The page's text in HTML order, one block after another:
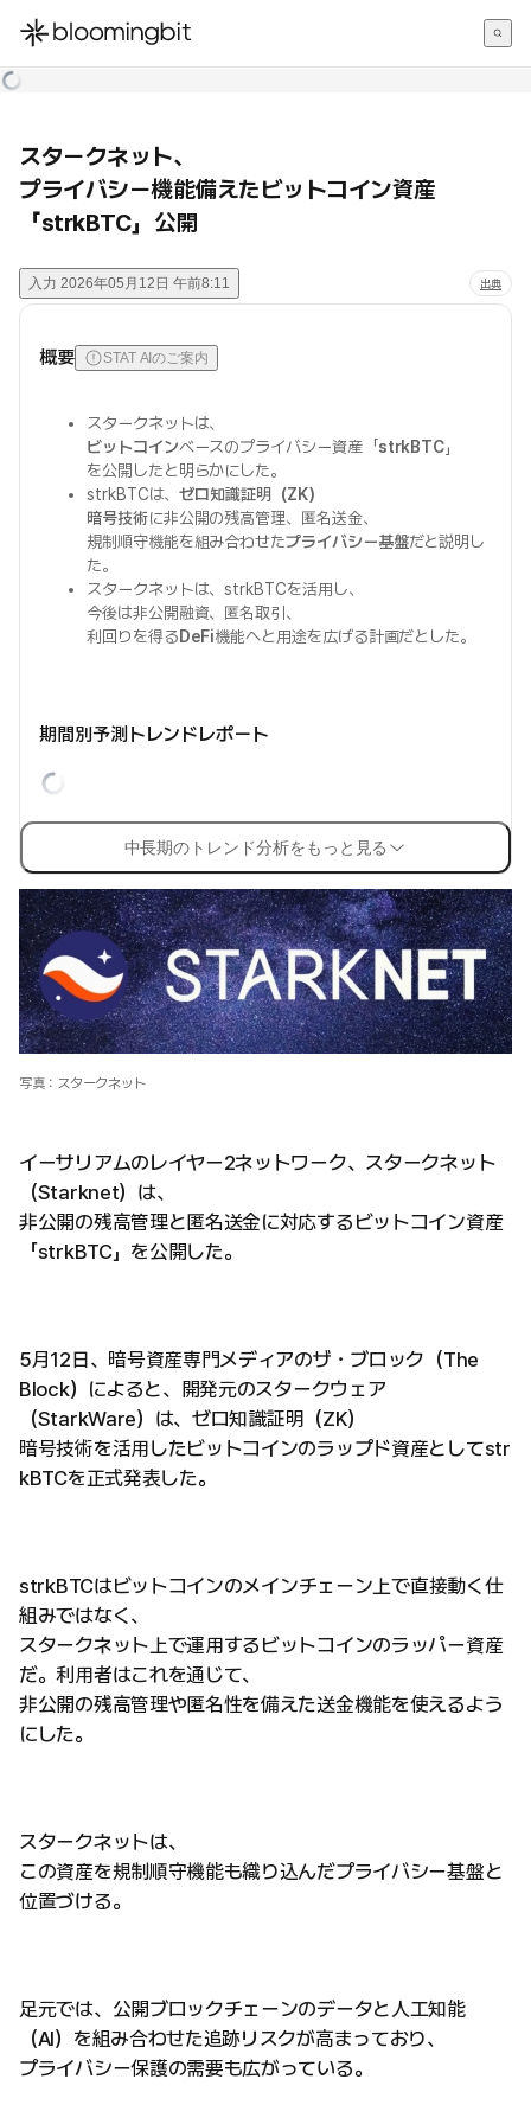
한국어
スタークネット、
プライバシー機能備えたビットコイン資産
「strkBTC」公開
入力 2026年05月12日 午前8:11 出典
概要 STAT AIのご案内
スタークネットは、
ビットコインベースのプライバシー資産「strkBTC」
を公開したと明らかにした。
strkBTCは、ゼロ知識証明（ZK）
暗号技術に非公開の残高管理、匿名送金、
規制順守機能を組み合わせたプライバシー基盤だと説明し
た。
スタークネットは、strkBTCを活用し、
今後は非公開融資、匿名取引、
利回りを得るDeFi機能へと用途を広げる計画だとした。
期間別予測トレンドレポート
中長期のトレンド分析をもっと見る
写真：スタークネット
イーサリアムのレイヤー2ネットワーク、スタークネット
（Starknet）は、
非公開の残高管理と匿名送金に対応するビットコイン資産
「strkBTC」を公開した。
5月12日、暗号資産専門メディアのザ・ブロック（The
Block）によると、開発元のスタークウェア
（StarkWare）は、ゼロ知識証明（ZK）
暗号技術を活用したビットコインのラップド資産としてstr
kBTCを正式発表した。
strkBTCはビットコインのメインチェーン上で直接動く仕
組みではなく、
スタークネット上で運用するビットコインのラッパー資産
だ。利用者はこれを通じて、
非公開の残高管理や匿名性を備えた送金機能を使えるよう
にした。
スタークネットは、
この資産を規制順守機能も織り込んだプライバシー基盤と
位置づける。
足元では、公開ブロックチェーンのデータと人工知能
（AI）を組み合わせた追跡リスクが高まっており、
プライバシー保護の需要も広がっている。